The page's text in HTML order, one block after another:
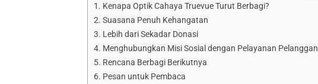
Kenapa Optik Cahaya Truevue Turut Berbagi?
Suasana Penuh Kehangatan
Lebih dari Sekadar Donasi
Menghubungkan Misi Sosial dengan Pelayanan Pelanggan
Rencana Berbagi Berikutnya
Pesan untuk Pembaca